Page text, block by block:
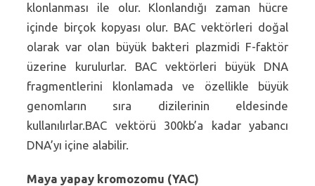
klonlanması ile olur. Klonlandığı zaman hücre
içinde birçok kopyası olur. BAC vektörleri doğal
olarak var olan büyük bakteri plazmidi F-faktör
üzerine kurulurlar. BAC vektörleri büyük DNA
fragmentlerini klonlamada ve özellikle büyük
genomların sıra dizilerinin eldesinde
kullanılırlar.BAC vektörü 300kb’a kadar yabancı
DNA’yı içine alabilir.
Maya yapay kromozomu (YAC)